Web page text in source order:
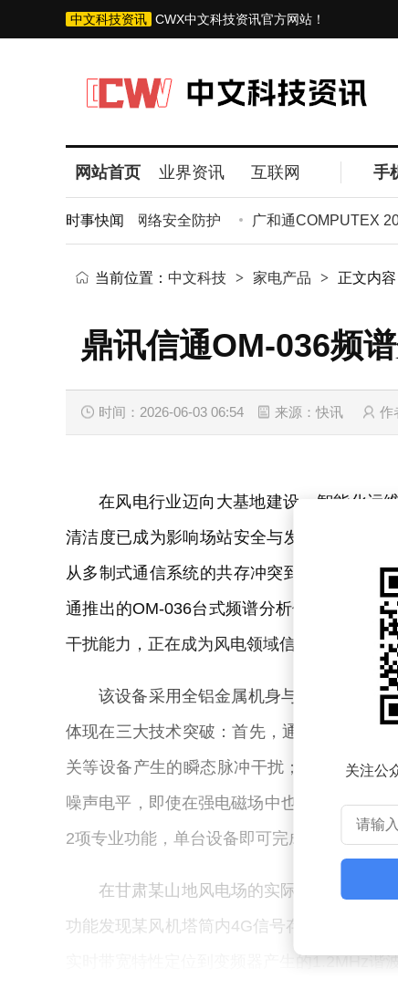
中文科技资讯 CWX中文科技资讯官方网站！
网站首页 业界资讯 互联网 手
时事快闻
150家机构助力网络安全防护 广和通COMPUTEX
当前位置： 中文科技 > 家电产品 > 正文内容
鼎讯信通OM-036频
时间：2026-06-03 06:54 来源：快讯 作
在风电行业迈向大基地建设、智能化运
清洁度已成为影响场站安全与发电效率的核
从多制式通信系统的共存冲突到设备验收环
通推出的OM-036台式频谱分析仪，凭借其
干扰能力，正在成为风电领域信号检测与优
该设备采用全铝金属机身与模块化设计
体现在三大技术突破：首先，通过40MHz实
关等设备产生的瞬态脉冲干扰；其次，相位
噪声电平，即使在强电磁场中也能精准识别
2项专业功能，单台设备即可完成从设备入网
在甘肃某山地风电场的实际应用中，
功能发现某风机塔筒内4G信号存在30dB的覆
实时带宽特性定位到变频器产生的1.2MHz谐
关注公